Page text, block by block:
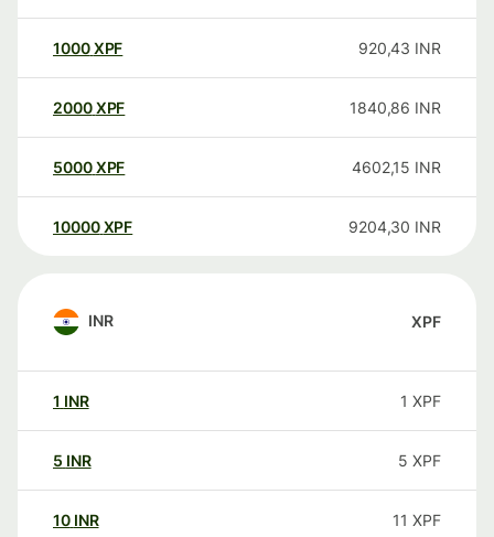
1000XPF 920,43 INR
2000XPF 1840,86 INR
5000XPF 4602,15 INR
10000 XPF 9204,30 INR
INR XPF
1 INR 1 XPF
5 INR 5 XPF
10 INR 11 XPF